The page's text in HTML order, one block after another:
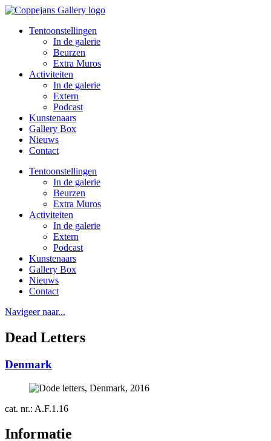
Spring
Tentoonstellingen
In de galerie
Beurzen
Extra Muros
Activiteiten
In de galerie
Extern
Podcast
Kunstenaars
Gallery Box
Nieuws
Contact
Tentoonstellingen
In de galerie
Beurzen
Extra Muros
Activiteiten
In de galerie
Extern
Podcast
Kunstenaars
Gallery Box
Nieuws
Contact
Navigeer naar...
Dead Letters
Denmark
cat. nr.: A.F.1.16
Informatie